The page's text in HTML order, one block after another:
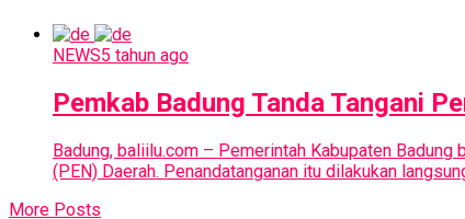
NEWS5 tahun ago
Pemkab Badung Tanda Tangani
Badung, baliilu.com – Pemerintah Kabupaten
(PEN) Daerah. Penandatanganan itu dilakukan
More Posts